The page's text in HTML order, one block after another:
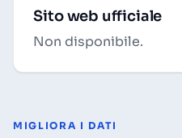
Sito web ufficiale
Non disponibile.
MIGLIORA I DATI